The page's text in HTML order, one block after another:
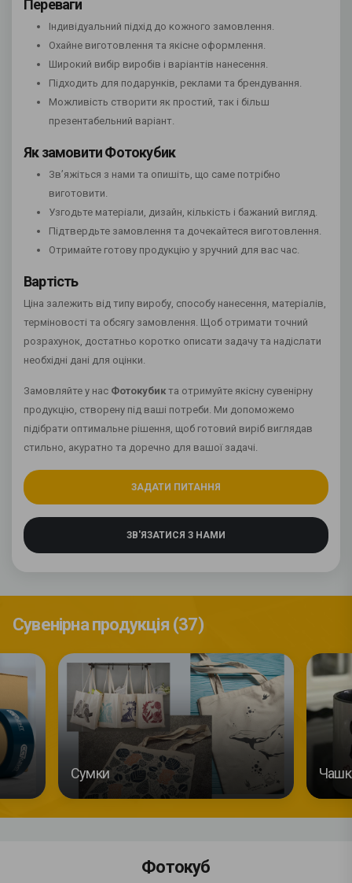
Переваги
Індивідуальний підхід до кожного замовлення.
Охайне виготовлення та якісне оформлення.
Широкий вибір виробів і варіантів нанесення.
Підходить для подарунків, реклами та брендування.
Можливість створити як простий, так і більш
презентабельний варіант.
Як замовити Фотокубик
Зв’яжіться з нами та опишіть, що саме потрібно
виготовити.
Узгодьте матеріали, дизайн, кількість і бажаний вигляд.
Підтвердьте замовлення та дочекайтеся виготовлення.
Отримайте готову продукцію у зручний для вас час.
Вартість
Ціна залежить від типу виробу, способу нанесення, матеріалів,
терміновості та обсягу замовлення. Щоб отримати точний
розрахунок, достатньо коротко описати задачу та надіслати
необхідні дані для оцінки.
Замовляйте у нас Фотокубик та отримуйте якісну сувенірну
продукцію, створену під ваші потреби. Ми допоможемо
підібрати оптимальне рішення, щоб готовий виріб виглядав
стильно, акуратно та доречно для вашої задачі.
ЗАДАТИ ПИТАННЯ
ЗВ'ЯЗАТИСЯ З НАМИ
Сувенірна продукція (37)
Сумки
Фотокуб